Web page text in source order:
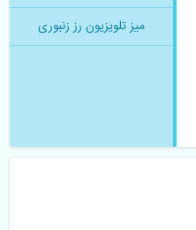
میز تلویزیون رز زنبوری